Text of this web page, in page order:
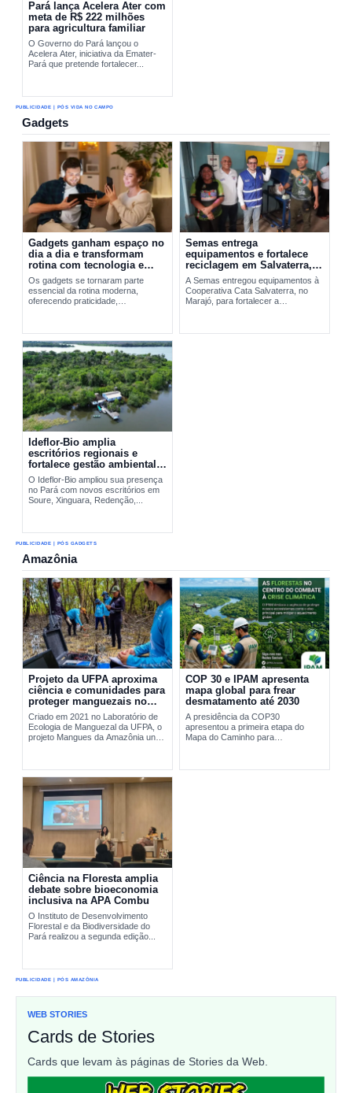
Pará lança Acelera Ater com
meta de R$ 222 milhões
para agricultura familiar
O Governo do Pará lançou o
Acelera Ater, iniciativa da Emater-
Pará que pretende fortalecer...
PUBLICIDADE | PÓS VIDA NO CAMPO
Gadgets
Gadgets ganham espaço no
dia a dia e transformam
rotina com tecnologia e
praticidade
Os gadgets se tornaram parte
essencial da rotina moderna,
oferecendo praticidade,
dispositivos vai do Walkman aos
smartphones...
Semas entrega
equipamentos e fortalece
reciclagem em Salvaterra,
no Marajó
A Semas entregou equipamentos à
Cooperativa Cata Salvaterra, no
Marajó, para fortalecer a
Ideflor-Bio amplia
escritórios regionais e
fortalece gestão ambiental
no Pará
O Ideflor-Bio ampliou sua presença
no Pará com novos escritórios em
Soure, Xinguara, Redenção,...
PUBLICIDADE | PÓS GADGETS
Amazônia
Projeto da UFPA aproxima
ciência e comunidades para
proteger manguezais no
Pará
Criado em 2021 no Laboratório de
Ecologia de Manguezal da UFPA, o
projeto Mangues da Amazônia une
COP 30 e IPAM apresenta
mapa global para frear
desmatamento até 2030
A presidência da COP30
apresentou a primeira etapa do
Mapa do Caminho para
Ciência na Floresta amplia
debate sobre bioeconomia
inclusiva na APA Combu
O Instituto de Desenvolvimento
Florestal e da Biodiversidade do
Pará realizou a segunda edição...
PUBLICIDADE | PÓS AMAZÔNIA
WEB STORIES
Cards de Stories
Cards que levam às páginas de Stories da Web.